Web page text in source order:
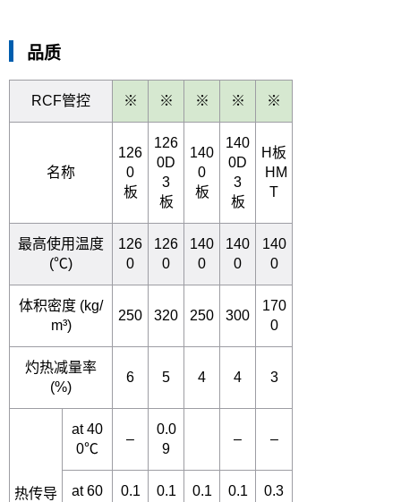
品质
RCF管控 ※ ※ ※ ※ ※
名称
126
0
板
126
0D
3
板
140
0
板
140
0D
3
板
H板
HM
T
最高使用温度
(℃)
126
0
126
0
140
0
140
0
140
0
体积密度 (kg/
m³)
250 320 250 300
170
0
灼热减量率
(%)
6 5 4 4 3
热传导
at 40
0℃
–
0.0
9
– –
at 60
0.1
0.1
0.1
0.1
0.3